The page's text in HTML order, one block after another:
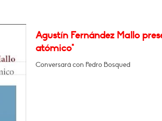
Agustín Fernández Mallo
atómico"
Conversará con Pedro Bosqued